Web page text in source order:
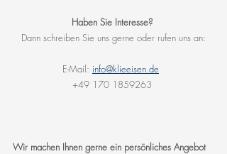
Haben Sie Interesse?
Dann schreiben Sie uns gerne oder rufen uns an:
E-Mail: info@klieeisen.de
+49 170 1859263
Wir machen Ihnen gerne ein persönliches Angebot